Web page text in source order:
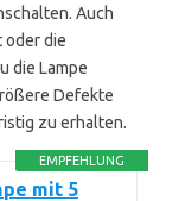
Auch
oder die
die Lampe
Defekte
zu erhalten.
EMPFEHLUNG
mit 5